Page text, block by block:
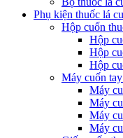
Phụ kiện thuốc lá
Hộp cuốn
Hộp
Hộp
Hộp
Máy cuốn
Máy
Máy
Máy
Máy